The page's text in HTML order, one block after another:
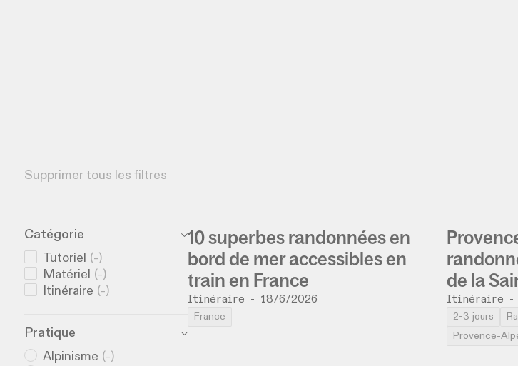
Supprimer tous les filtres
Catégorie
Tutoriel
(-)
Matériel
(-)
Itinéraire (-)
Pratique
Alpinisme (-)
10 superbes randonnées en
bord de mer accessibles en
train en France
Itinéraire - 18/6/2026
France
de la
Itinéraire -
2-3 jours
Provence-